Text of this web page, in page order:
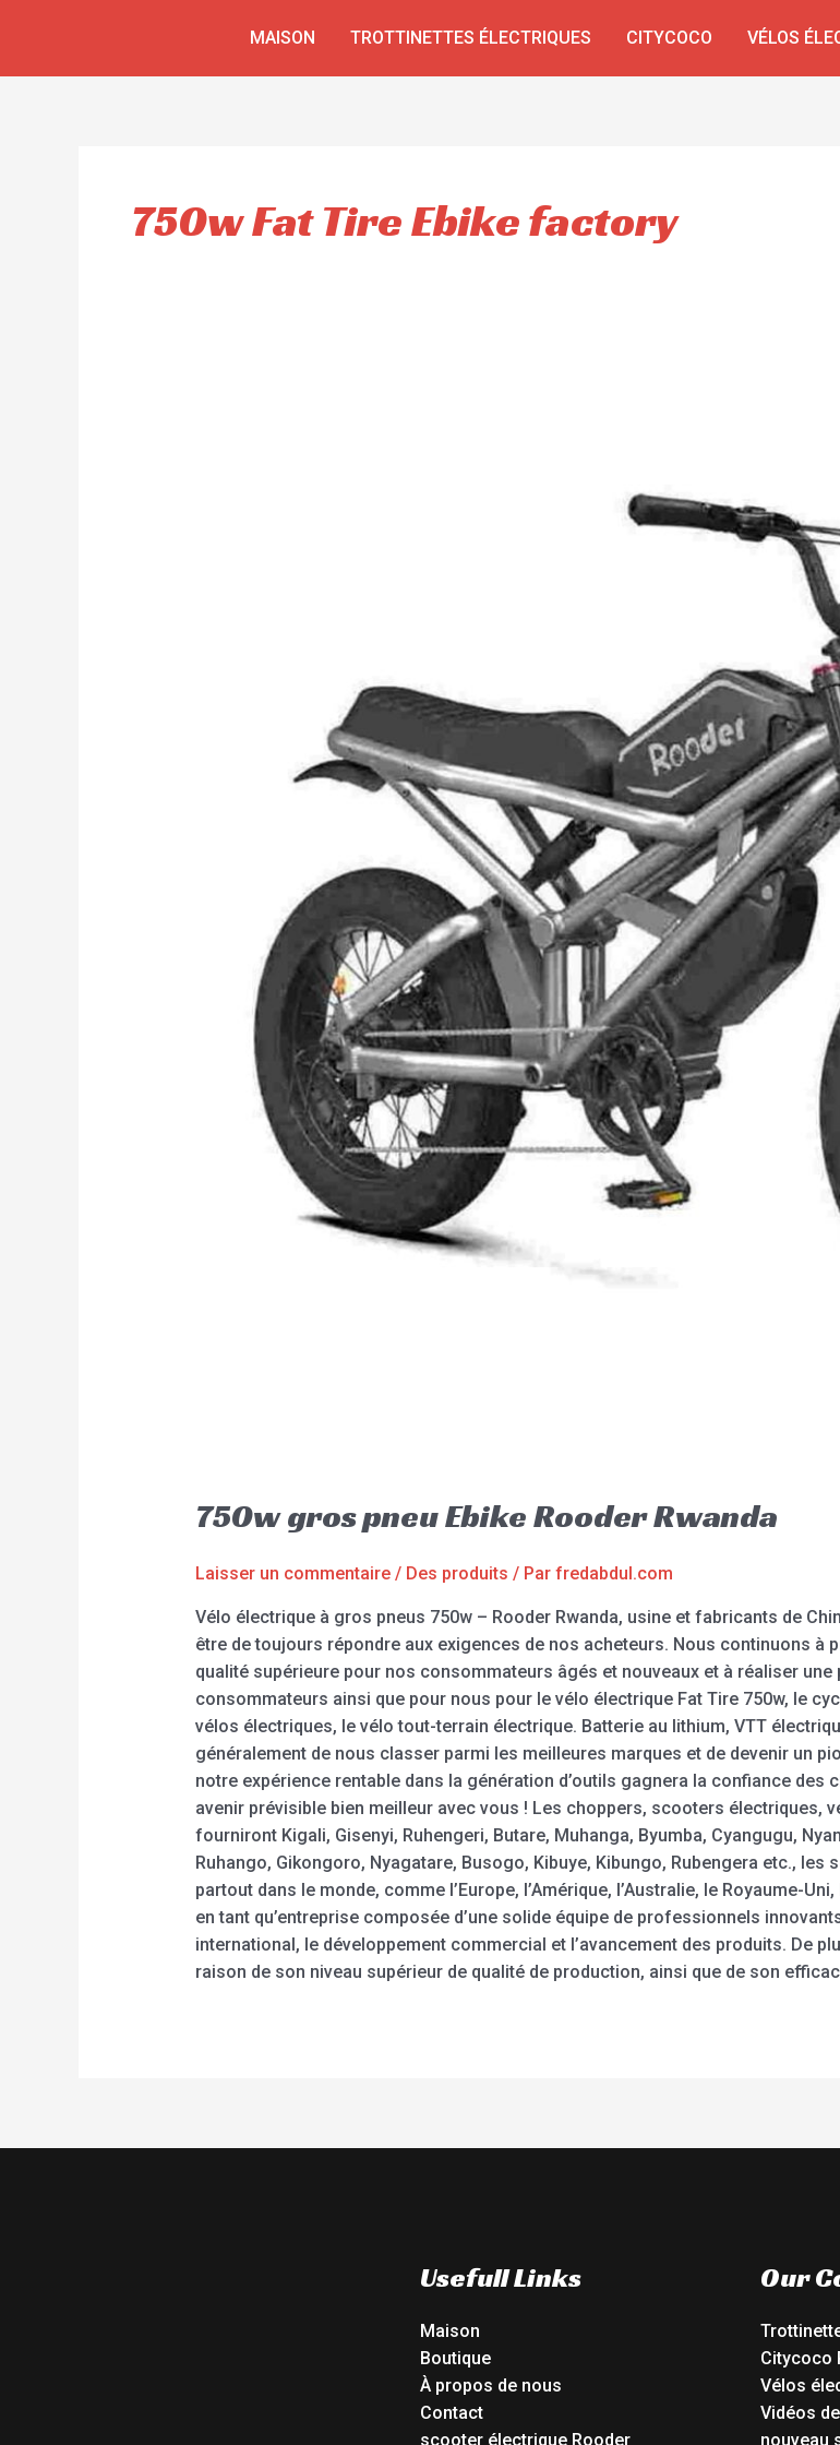
MAISON TROTTINETTES ÉLECTRIQUES CITYCOCO VÉLOS
750w Fat Tire Ebike factory
750w gros pneu Ebike Rooder Rwanda
Laisser un commentaire / Des produits / Par fredabdul.com
Vélo électrique à gros pneus 750w – Rooder Rwanda, usine et fabricants de
être de toujours répondre aux exigences de nos acheteurs. Nous continuons à
qualité supérieure pour nos consommateurs âgés et nouveaux et à réaliser
consommateurs ainsi que pour nous pour le vélo électrique Fat Tire 750w, le
vélos électriques, le vélo tout-terrain électrique. Batterie au lithium, VTT
généralement de nous classer parmi les meilleures marques et de devenir un
notre expérience rentable dans la génération d’outils gagnera la confiance
avenir prévisible bien meilleur avec vous ! Les choppers, scooters électriques,
fourniront Kigali, Gisenyi, Ruhengeri, Butare, Muhanga, Byumba, Cyangugu,
Ruhango, Gikongoro, Nyagatare, Busogo, Kibuye, Kibungo, Rubengera etc.,
partout dans le monde, comme l’Europe, l’Amérique, l’Australie, le Royaume-
en tant qu’entreprise composée d’une solide équipe de professionnels
international, le développement commercial et l’avancement des produits. De
raison de son niveau supérieur de qualité de production, ainsi que de son
Usefull Links
Maison
Boutique
À propos de nous
Contact
scooter électrique Rooder
Our
Citycoco
Vélos
Vidéos
nouveau